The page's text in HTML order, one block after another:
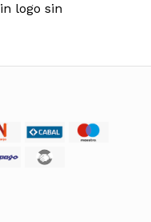
logo sin